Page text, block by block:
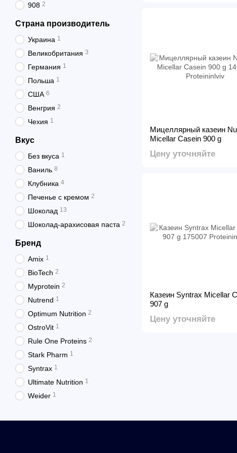
Мицеллярный казеин
Micellar Casein 900 g
Цену уточняйте
Казеин Syntrax Micellar
907 g
Цену уточняйте
908 2
Страна производитель
Украина 1
Великобритания 3
Германия 1
Польша 1
США 6
Венгрия 2
Чехия 1
Вкус
Без вкуса 1
Ваниль 8
Клубника 4
Печенье с кремом 2
Шоколад 13
Шоколад-арахисовая паста 2
Бренд
Amix 1
BioTech 2
Myprotein 2
Nutrend 1
Optimum Nutrition 2
OstroVit 1
Rule One Proteins 2
Stark Pharm 1
Syntrax 1
Ultimate Nutrition 1
Weider 1